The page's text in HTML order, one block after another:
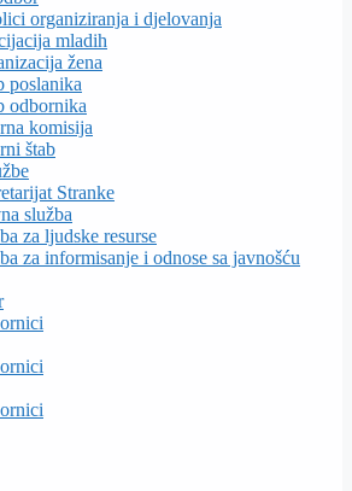
organiziranja i djelovanja
mladih
žena
poslanika
odbornika
komisija
štab
Stranke
služba
za ljudske resurse
za informisanje i odnose sa javnošću